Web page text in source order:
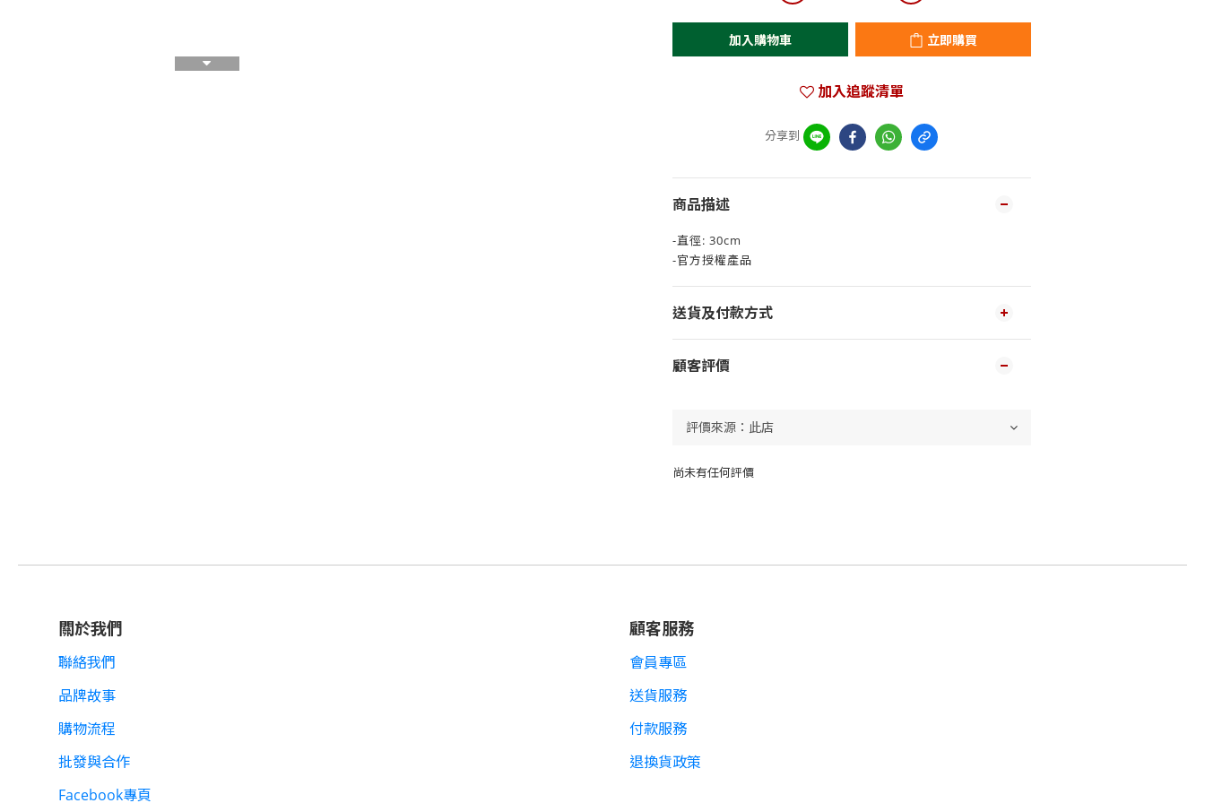
加入購物車 立即購買
加入追蹤清單
分享到
商品描述
-直徑: 30cm
-官方授權產品
送貨及付款方式
顧客評價
尚未有任何評價
關於我們
聯絡我們
品牌故事
購物流程
批發與合作
Facebook專頁
顧客服務
會員專區
送貨服務
付款服務
退換貨政策